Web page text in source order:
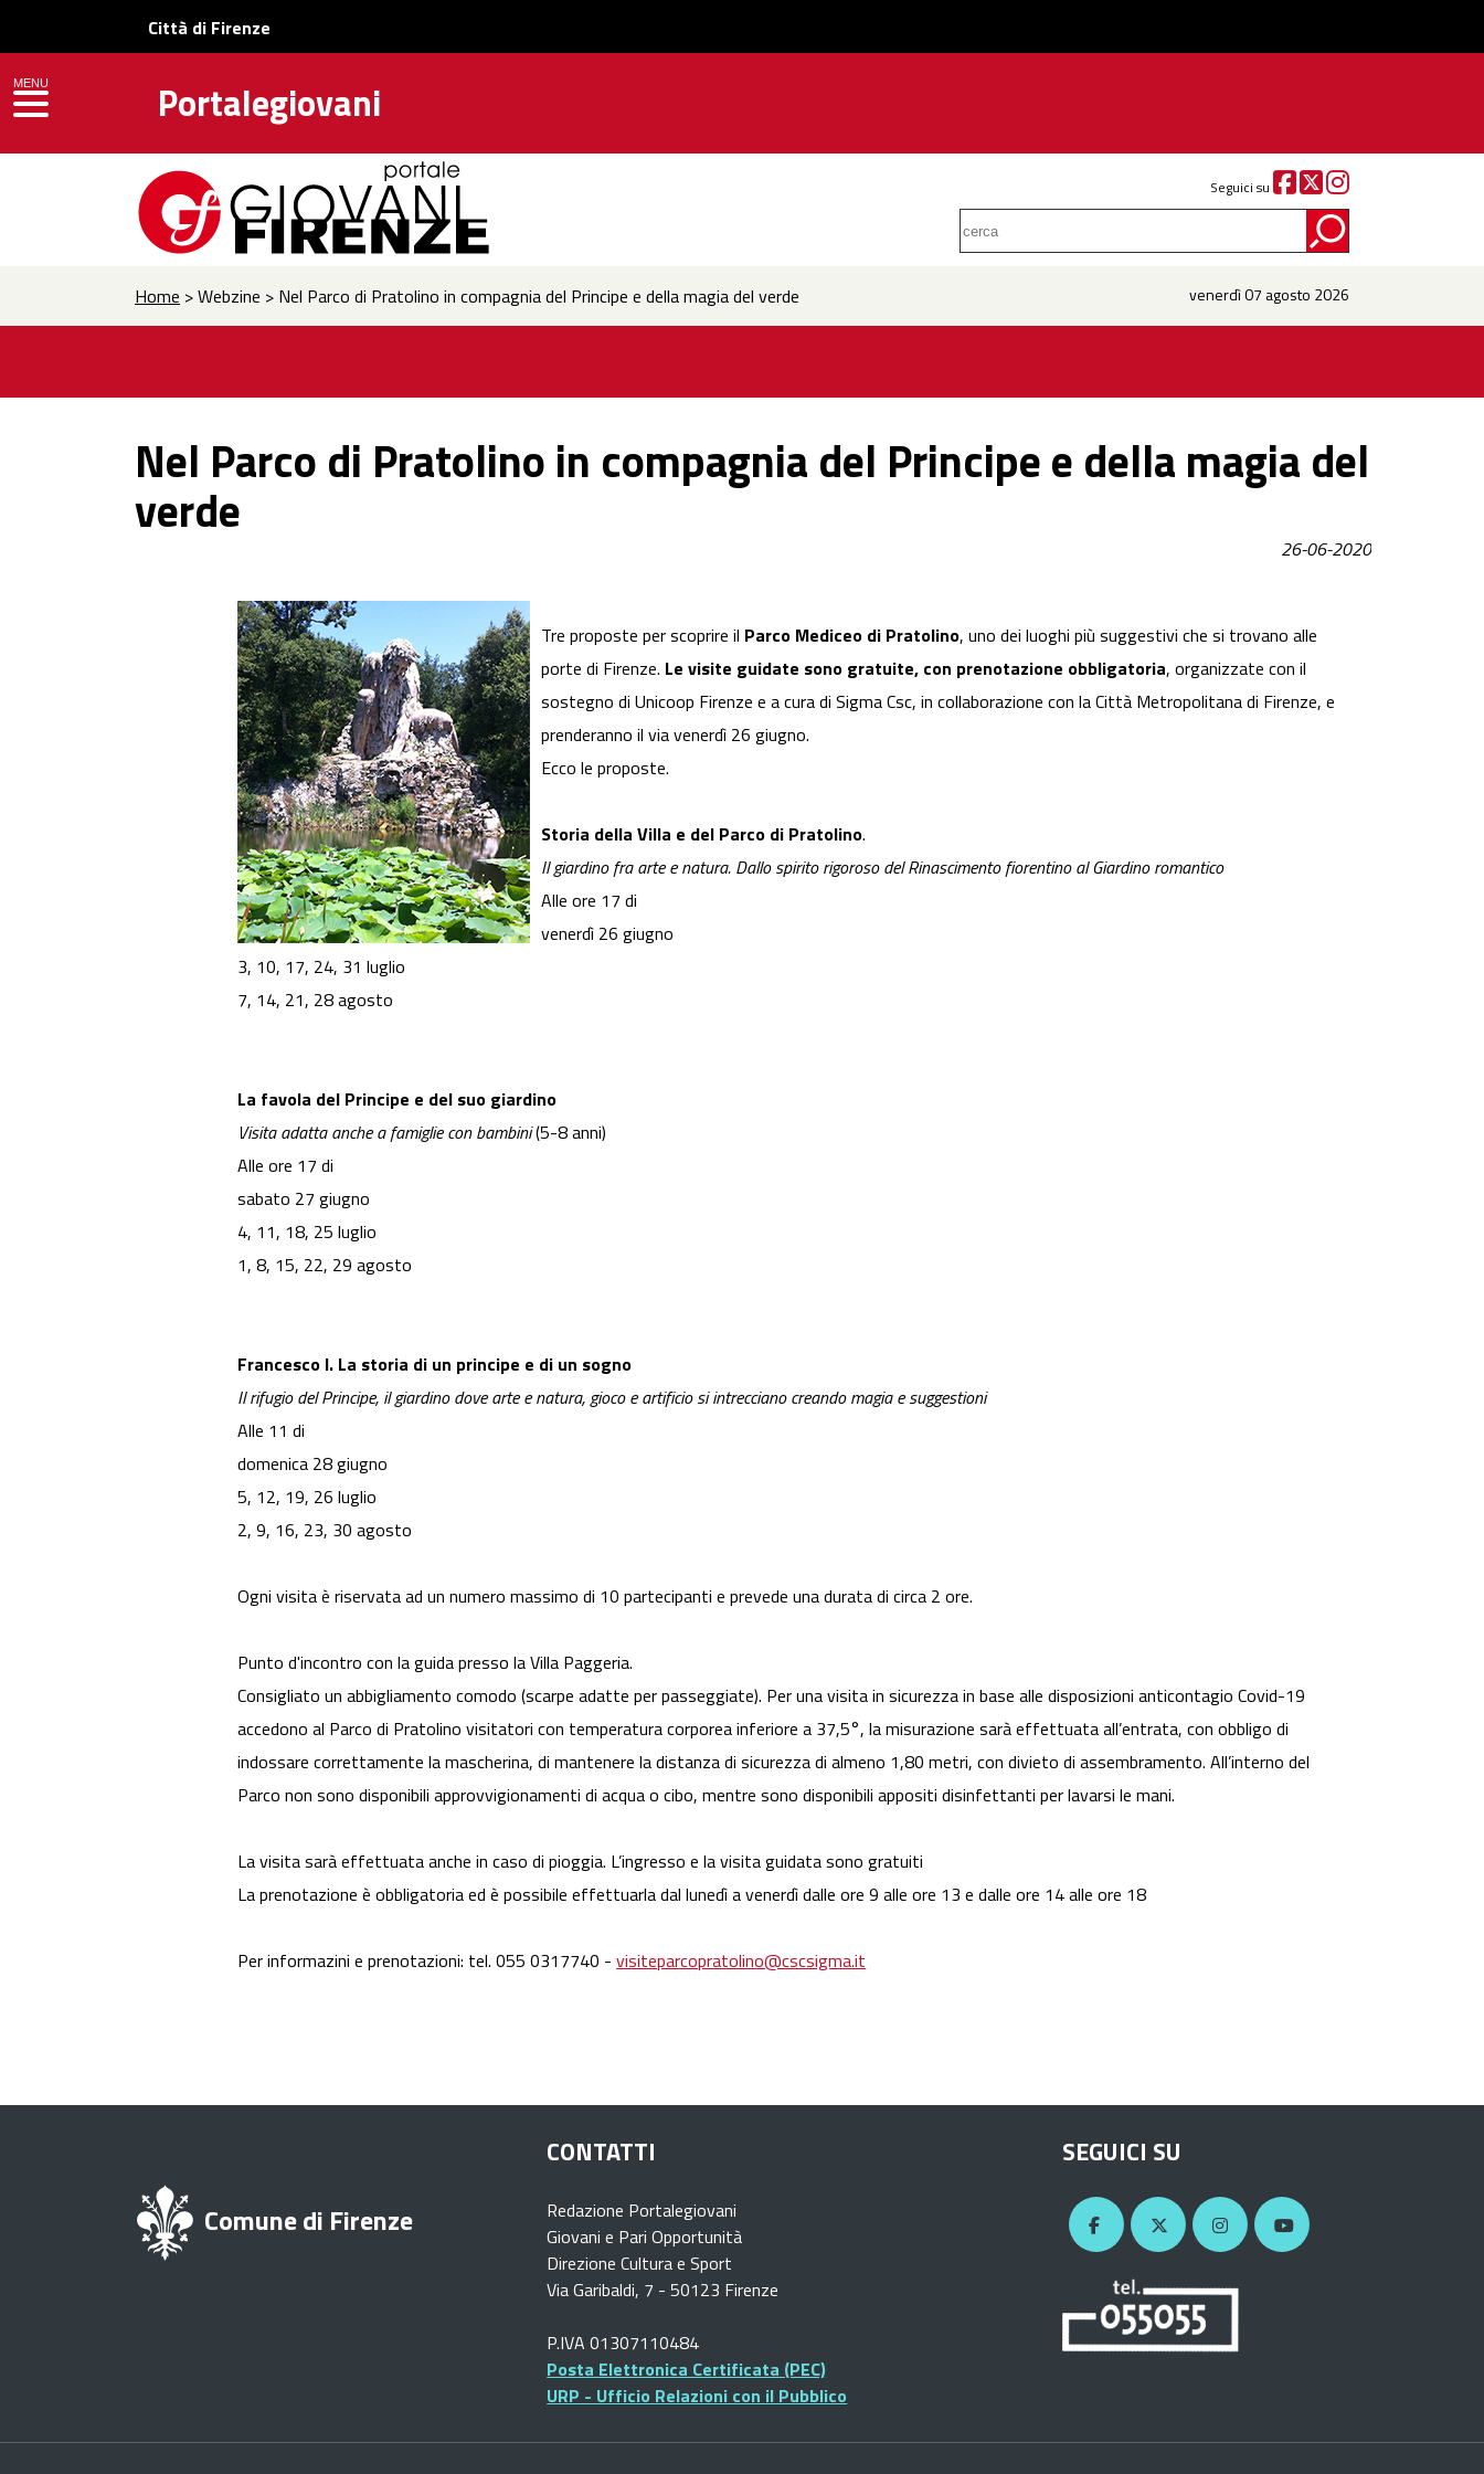
Città di Firenze
Portalegiovani
Seguici su
MENU
toggle navigation
Home > Webzine > Nel Parco di Pratolino in compagnia del Principe e della magia del verde venerdì 07 agosto 2026
Nel Parco di Pratolino in compagnia del Principe e della magia del
verde
26-06-2020
Tre proposte per scoprire il Parco Mediceo di Pratolino, uno dei luoghi più suggestivi che si trovano alle
porte di Firenze. Le visite guidate sono gratuite, con prenotazione obbligatoria, organizzate con il
sostegno di Unicoop Firenze e a cura di Sigma Csc, in collaborazione con la Città Metropolitana di Firenze, e
prenderanno il via venerdì 26 giugno.
Ecco le proposte.
Storia della Villa e del Parco di Pratolino.
Il giardino fra arte e natura. Dallo spirito rigoroso del Rinascimento fiorentino al Giardino romantico
Alle ore 17 di
venerdì 26 giugno
3, 10, 17, 24, 31 luglio
7, 14, 21, 28 agosto
La favola del Principe e del suo giardino
Visita adatta anche a famiglie con bambini(5-8 anni)
Alle ore 17 di
sabato 27 giugno
4, 11, 18, 25 luglio
1, 8, 15, 22, 29 agosto
Francesco I. La storia di un principe e di un sogno
Il rifugio del Principe, il giardino dove arte e natura, gioco e artificio si intrecciano creando magia e suggestioni
Alle 11 di
domenica 28 giugno
5, 12, 19, 26 luglio
2, 9, 16, 23, 30 agosto
Ogni visita è riservata ad un numero massimo di 10 partecipanti e prevede una durata di circa 2 ore.
Punto d'incontro con la guida presso la Villa Paggeria.
Consigliato un abbigliamento comodo (scarpe adatte per passeggiate). Per una visita in sicurezza in base alle disposizioni anticontagio Covid-19
accedono al Parco di Pratolino visitatori con temperatura corporea inferiore a 37,5°, la misurazione sarà effettuata all’entrata, con obbligo di
indossare correttamente la mascherina, di mantenere la distanza di sicurezza di almeno 1,80 metri, con divieto di assembramento. All’interno del
Parco non sono disponibili approvvigionamenti di acqua o cibo, mentre sono disponibili appositi disinfettanti per lavarsi le mani.
La visita sarà effettuata anche in caso di pioggia. L’ingresso e la visita guidata sono gratuiti
La prenotazione è obbligatoria ed è possibile effettuarla dal lunedì a venerdì dalle ore 9 alle ore 13 e dalle ore 14 alle ore 18
Per informazini e prenotazioni: tel. 055 0317740 -visiteparcopratolino@cscsigma.it
Comune di Firenze
CONTATTI
Redazione Portalegiovani
Giovani e Pari Opportunità
Direzione Cultura e Sport
Via Garibaldi, 7 - 50123 Firenze
P.IVA 01307110484
Posta Elettronica Certificata (PEC)
URP - Ufficio Relazioni con il Pubblico
SEGUICI SU